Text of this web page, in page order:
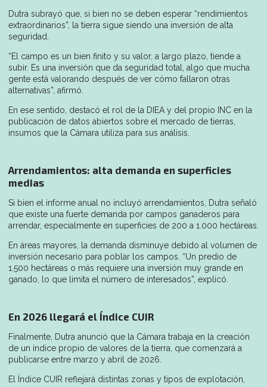
Dutra subrayó que, si bien no se deben esperar “rendimientos
extraordinarios”, la tierra sigue siendo una inversión de alta
seguridad.
“El campo es un bien finito y su valor, a largo plazo, tiende a
subir. Es una inversión que da seguridad total, algo que mucha
gente está valorando después de ver cómo fallaron otras
alternativas”, afirmó.
En ese sentido, destacó el rol de la DIEA y del propio INC en la
publicación de datos abiertos sobre el mercado de tierras,
insumos que la Cámara utiliza para sus análisis.
Arrendamientos: alta demanda en superficies
medias
Si bien el informe anual no incluyó arrendamientos, Dutra señaló
que existe una fuerte demanda por campos ganaderos para
arrendar, especialmente en superficies de 200 a 1.000 hectáreas.
En áreas mayores, la demanda disminuye debido al volumen de
inversión necesario para poblar los campos. “Un predio de
1.500 hectáreas o más requiere una inversión muy grande en
ganado, lo que limita el número de interesados”, explicó.
En 2026 llegará el Índice CUIR
Finalmente, Dutra anunció que la Cámara trabaja en la creación
de un índice propio de valores de la tierra, que comenzará a
publicarse entre marzo y abril de 2026.
El Índice CUIR reflejará distintas zonas y tipos de explotación,